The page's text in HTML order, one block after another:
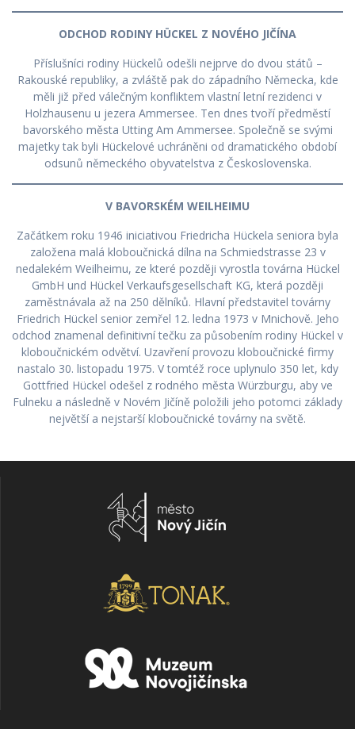
ODCHOD RODINY HÜCKEL Z NOVÉHO JIČÍNA
Příslušníci rodiny Hückelů odešli nejprve do dvou států –
Rakouské republiky, a zvláště pak do západního Německa, kde
měli již před válečným konfliktem vlastní letní rezidenci v
Holzhausenu u jezera Ammersee. Ten dnes tvoří předměstí
bavorského města Utting Am Ammersee. Společně se svými
majetky tak byli Hückelové uchráněni od dramatického období
odsunů německého obyvatelstva z Československa.
V BAVORSKÉM WEILHEIMU
Začátkem roku 1946 iniciativou Friedricha Hückela seniora byla
založena malá kloboučnická dílna na Schmiedstrasse 23 v
nedalekém Weilheimu, ze které později vyrostla továrna Hückel
GmbH und Hückel Verkaufsgesellschaft KG, která později
zaměstnávala až na 250 dělníků. Hlavní představitel továrny
Friedrich Hückel senior zemřel 12. ledna 1973 v Mnichově. Jeho
odchod znamenal definitivní tečku za působením rodiny Hückel v
kloboučnickém odvětví. Uzavření provozu kloboučnické firmy
nastalo 30. listopadu 1975. V tomtéž roce uplynulo 350 let, kdy
Gottfried Hückel odešel z rodného města Würzburgu, aby ve
Fulneku a následně v Novém Jičíně položili jeho potomci základy
největší a nejstarší kloboučnické továrny na světě.